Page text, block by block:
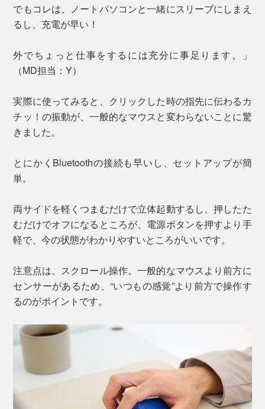
でもコレは、ノートパソコンと一緒にスリーブにしまえ
るし、充電が早い！
外でちょっと仕事をするには充分に事足ります。」
（MD担当：Y）
実際に使ってみると、クリックした時の指先に伝わるカ
チッ！の振動が、一般的なマウスと変わらないことに驚
きました。
とにかくBluetoothの接続も早いし、セットアップが簡
単。
両サイドを軽くつまむだけで立体起動するし、押したた
むだけでオフになるところが、電源ボタンを押すより手
軽で、今の状態がわかりやすいところがいいです。
注意点は、スクロール操作。一般的なマウスより前方に
センサーがあるため、“いつもの感覚”より前方で操作す
るのがポイントです。